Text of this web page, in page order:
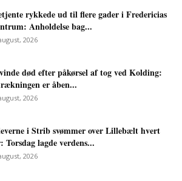
rykkede ud til flere gader i Fredericias
Anholdelse bag...
2026
død efter påkørsel af tog ved Kolding:
er åben...
2026
i Strib svømmer over Lillebælt hvert
Torsdag lagde verdens...
2026